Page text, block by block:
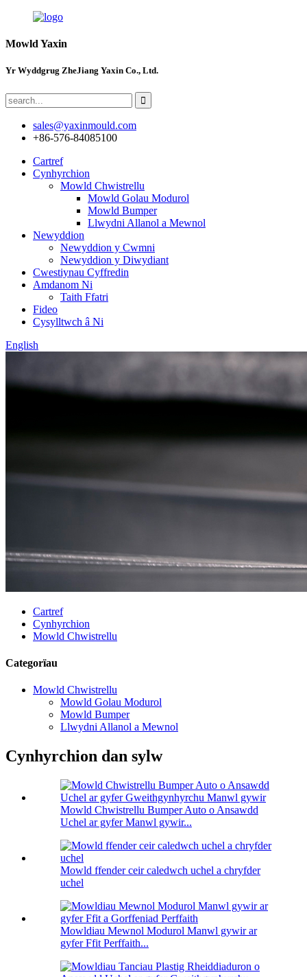
Mowld Yaxin
Yr Wyddgrug ZheJiang Yaxin Co., Ltd.
sales@yaxinmould.com
+86-576-84085100
Cartref
Cynhyrchion
Mowld Chwistrellu
Mowld Golau Modurol
Mowld Bumper
Llwydni Allanol a Mewnol
Newyddion
Newyddion y Cwmni
Newyddion y Diwydiant
Cwestiynau Cyffredin
Amdanom Ni
Taith Ffatri
Fideo
Cysylltwch â Ni
English
Cartref
Cynhyrchion
Mowld Chwistrellu
Categorïau
Mowld Chwistrellu
Mowld Golau Modurol
Mowld Bumper
Llwydni Allanol a Mewnol
Cynhyrchion dan sylw
Mowld Chwistrellu Bumper Auto o Ansawdd
Uchel ar gyfer Manwl gywir...
Mowld ffender ceir caledwch uchel a chryfder
uchel
Mowldiau Mewnol Modurol Manwl gywir ar
gyfer Ffit Perffaith...